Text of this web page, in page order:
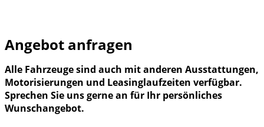
Angebot anfragen
Alle Fahrzeuge sind auch mit anderen Ausstattungen,
Motorisierungen und Leasinglaufzeiten verfügbar.
Sprechen Sie uns gerne an für Ihr persönliches
Wunschangebot.